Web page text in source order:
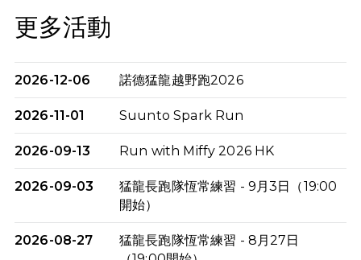
更多活動
2026-12-06 諾德猛龍越野跑2026
2026-11-01 Suunto Spark Run
2026-09-13 Run with Miffy 2026 HK
2026-09-03
猛龍長跑隊恆常練習 - 9月3日（19:00
開始）
2026-08-27
猛龍長跑隊恆常練習 - 8月27日